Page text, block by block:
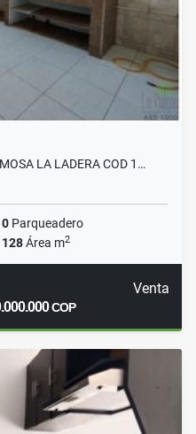
LA LADERA COD 1…
0 Parqueadero
128Área m2
Venta
COP